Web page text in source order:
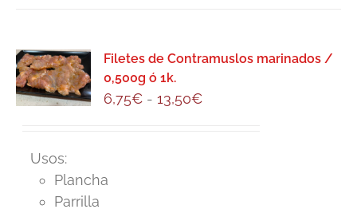
variantes.
Las
opciones
en
Filetes de Contramuslos marinados /
0,500g ó 1k.
6,75€ - 13,50€Rango
Usos:
Plancha
Parrilla